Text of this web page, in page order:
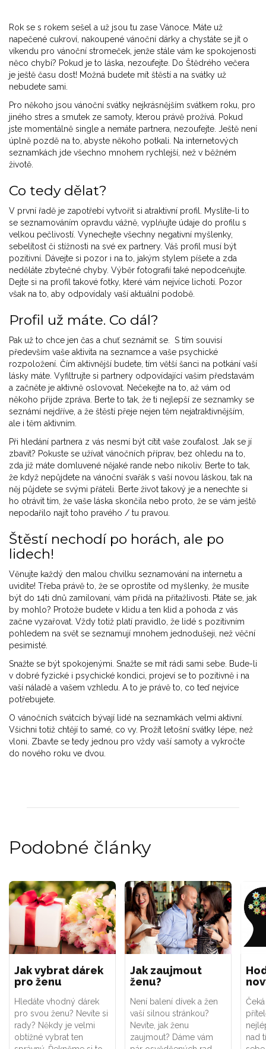
Rok se s rokem sešel a už jsou tu zase Vánoce. Máte už
napečené cukroví, nakoupené vánoční dárky a chystáte se jít o
víkendu pro vánoční stromeček, jenže stále vám ke spokojenosti
něco chybí? Pokud je to láska, nezoufejte. Do Štědrého večera
je ještě času dost! Možná budete mít štěstí a na svátky už
nebudete sami.
Pro někoho jsou vánoční svátky nejkrásnějším svátkem roku, pro
jiného stres a smutek ze samoty, kterou právě prožívá. Pokud
jste momentálně single a nemáte partnera, nezoufejte. Ještě není
úplně pozdě na to, abyste někoho potkali. Na internetových
seznamkách jde všechno mnohem rychlejší, než v běžném
životě.
Co tedy dělat?
V první řadě je zapotřebí vytvořit si atraktivní profil. Myslíte-li to
se seznamováním opravdu vážně, vyplňujte údaje do profilu s
velkou pečlivostí. Vynechejte všechny negativní myšlenky,
sebelítost či stížnosti na své ex partnery. Váš profil musí být
pozitivní. Dávejte si pozor i na to, jakým stylem píšete a zda
neděláte zbytečné chyby. Výběr fotografií také nepodceňujte.
Dejte si na profil takové fotky, které vám nejvíce lichotí. Pozor
však na to, aby odpovídaly vaší aktuální podobě.
Profil už máte. Co dál?
Pak už to chce jen čas a chuť seznámit se. S tím souvisí
především vaše aktivita na seznamce a vaše psychické
rozpoložení. Čím aktivnější budete, tím větší šanci na potkání vaší
lásky máte. Vyfiltrujte si partnery odpovídající vašim představám
a začněte je aktivně oslovovat. Nečekejte na to, až vám od
někoho přijde zpráva. Berte to tak, že ti nejlepší ze seznamky se
seznámí nejdříve, a že štěstí přeje nejen těm nejatraktivnějším,
ale i těm aktivním.
Při hledání partnera z vás nesmí být cítit vaše zoufalost. Jak se jí
zbavit? Pokuste se užívat vánočních příprav, bez ohledu na to,
zda již máte domluvené nějaké rande nebo nikoliv. Berte to tak,
že když nepůjdete na vánoční svařák s vaší novou láskou, tak na
něj půjdete se svými přáteli. Berte život takový je a nenechte si
ho otrávit tím, že vaše láska skončila nebo proto, že se vám ještě
nepodařilo najít toho pravého / tu pravou.
Štěstí nechodí po horách, ale po
lidech!
Věnujte každý den malou chvilku seznamování na internetu a
uvidíte! Třeba právě to, že se oprostíte od myšlenky, že musíte
být do 14ti dnů zamilovaní, vám přidá na přitažlivosti. Ptáte se, jak
by mohlo? Protože budete v klidu a ten klid a pohoda z vás
začne vyzařovat. Vždy totiž platí pravidlo, že lidé s pozitivním
pohledem na svět se seznamují mnohem jednodušeji, než věční
pesimisté.
Snažte se být spokojenými. Snažte se mít rádi sami sebe. Bude-li
v dobré fyzické i psychické kondici, projeví se to pozitivně i na
vaší náladě a vašem vzhledu. A to je právě to, co teď nejvíce
potřebujete.
O vánočních svátcích bývají lidé na seznamkách velmi aktivní.
Všichni totiž chtějí to samé, co vy. Prožít letošní svátky lépe, než
vloni. Zbavte se tedy jednou pro vždy vaší samoty a vykročte
do nového roku ve dvou.
Podobné články
Jak vybrat dárek
pro ženu
Hledáte vhodný dárek
pro svou ženu? Nevíte si
rady? Někdy je velmi
obtížné vybrat ten
Jak zaujmout
ženu?
Není balení dívek a žen
vaší silnou stránkou?
Nevíte, jak ženu
zaujmout? Dáme vám
nad